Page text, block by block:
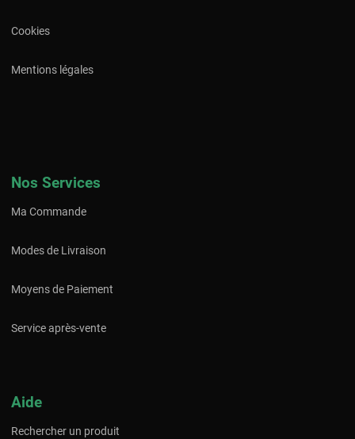
Cookies
Mentions légales
Nos Services
Ma Commande
Modes de Livraison
Moyens de Paiement
Service après-vente
Aide
Rechercher un produit